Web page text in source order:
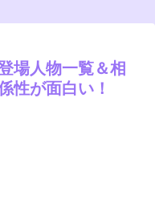
場人物一覧＆相
性が面白い！